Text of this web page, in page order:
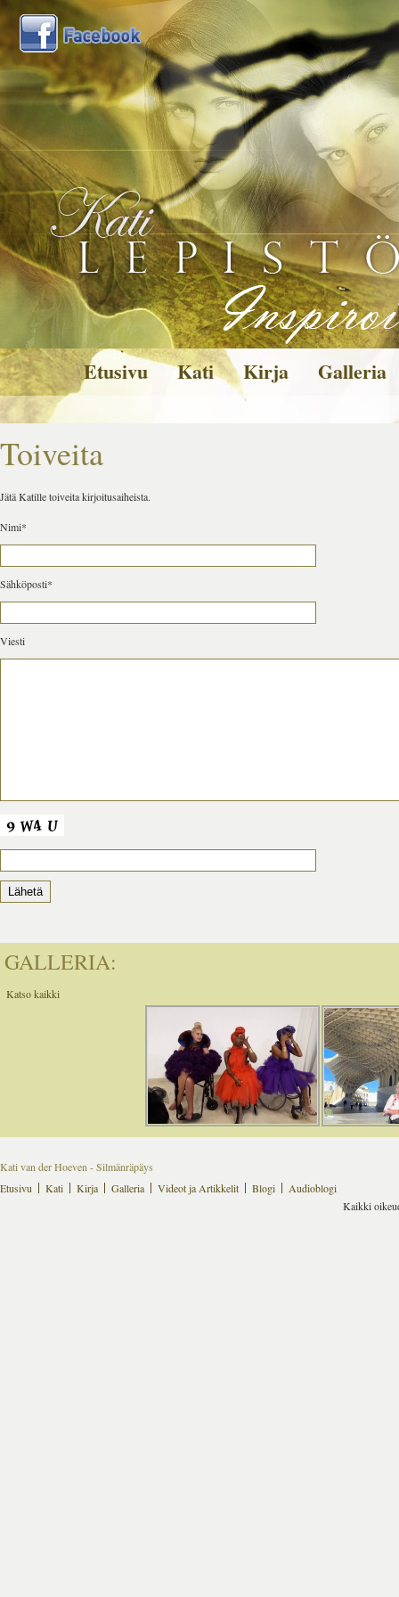
Etusivu Kati Kirja Galleria
Toiveita
Jätä Katille toiveita kirjoitusaiheista.
Nimi*
Sähköposti*
Viesti
GALLERIA:
Katso kaikki
Kati van der Hoeven - Silmänräpäys
Etusivu
Kati Kirja Galleria Videot ja Artikkelit Blogi
Audioblogi
Kaikki